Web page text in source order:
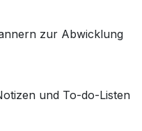
zur Abwicklung
und To-do-Listen